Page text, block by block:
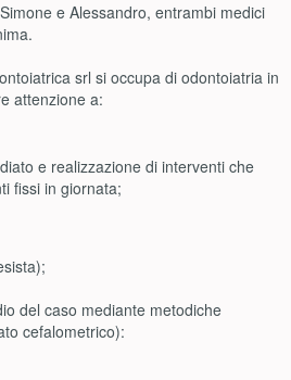
e Alessandro, entrambi medici
srl si occupa di odontoiatria in
attenzione a:
e realizzazione di interventi che
fissi in giornata;
del caso mediante metodiche
cefalometrico):